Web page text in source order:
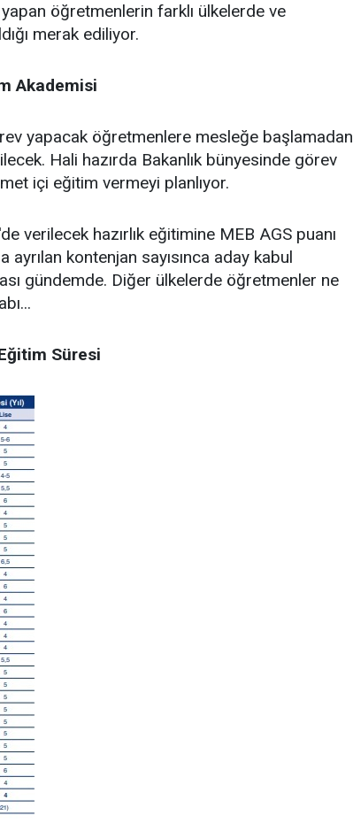
öğretmenlerin farklı ülkelerde ve
merak ediliyor.
Akademisi
yapacak öğretmenlere mesleğe başlamadan
Hali hazırda Bakanlık bünyesinde görev
içi eğitim vermeyi planlıyor.
verilecek hazırlık eğitimine MEB AGS puanı
kontenjan sayısınca aday kabul
gündemde. Diğer ülkelerde öğretmenler ne
Süresi